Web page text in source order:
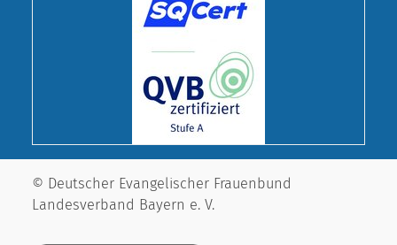
© Deutscher Evangelischer Frauenbund
Landesverband Bayern e. V.